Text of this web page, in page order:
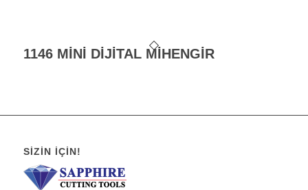
1146 MİNİ DİJİTAL MİHENGİR
SIZIN İÇIN!